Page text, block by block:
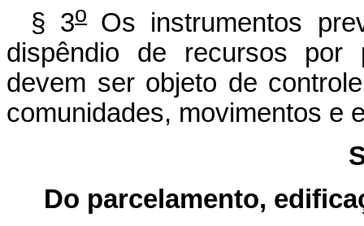
§ 3o
Os instrumentos
dispêndio de recursos por
devem ser objeto de
comunidades, movimentos e
Do parcelamento,